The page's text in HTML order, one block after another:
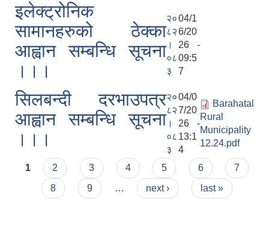
इलेक्ट्रोनिक
सामानहरुको ठेक्का
आह्वान सम्बन्धि सूचना
।।।
२०
८२
।
०८
३
04/1
6/20
26 -
09:5
7
सिलबन्दी दरभाउपत्र
आह्वान सम्बन्धि सूचना
।।।
२०
८२
।
०८
३
04/0
7/20
26 -
13:1
4
Barahatal
Rural
Municipality
12.24.pdf
Pages
1 2 3 4 5 6
7
8
9 … next › last »